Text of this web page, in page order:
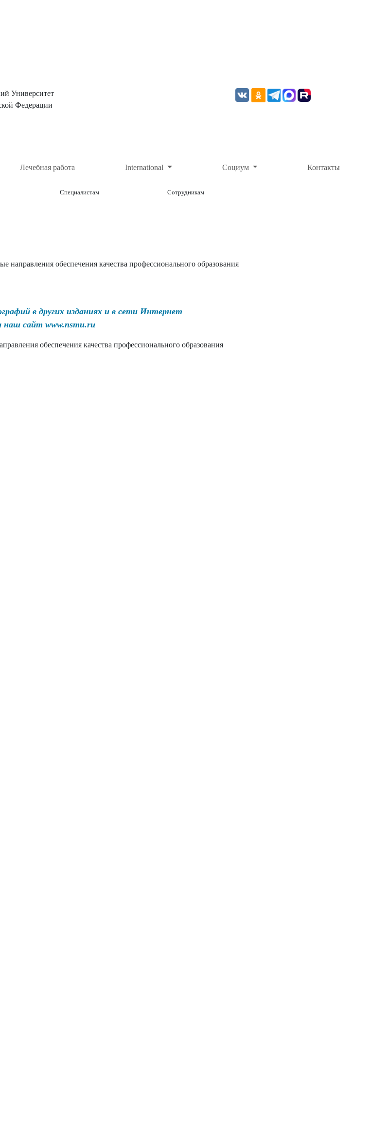
Университет
Федерации
Лечебная работа International Социум Контакты
Специалистам Сотрудникам
направления обеспечения качества профессионального образования
в других изданиях и в сети Интернет
наш сайт www.nsmu.ru
обеспечения качества профессионального образования